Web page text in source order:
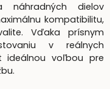
náhradných dielov
kompatibilitu,
Vďaka prísnym
v reálnych
ideálnou voľbou pre